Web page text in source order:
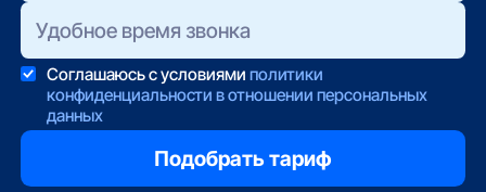
Соглашаюсь с условиями политики
конфиденциальности в отношении персональных
данных